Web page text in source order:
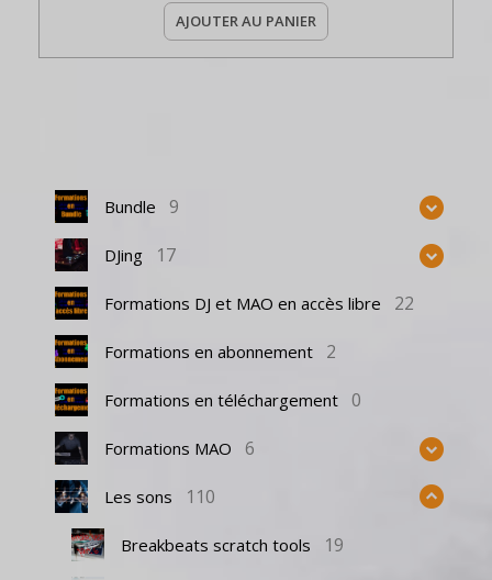
AJOUTER AU PANIER
Bundle 9
DJing 17
Formations DJ et MAO en accès libre 22
Formations en abonnement 2
Formations en téléchargement 0
Formations MAO 6
Les sons 110
Breakbeats scratch tools 19